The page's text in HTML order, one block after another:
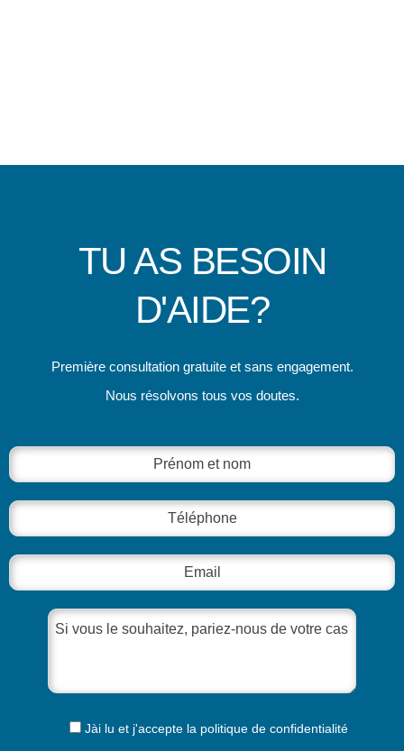
TU AS BESOIN
D'AIDE?
Première consultation gratuite et sans engagement.
Nous résolvons tous vos doutes.
Jài lu et j'accepte la politique de confidentialité